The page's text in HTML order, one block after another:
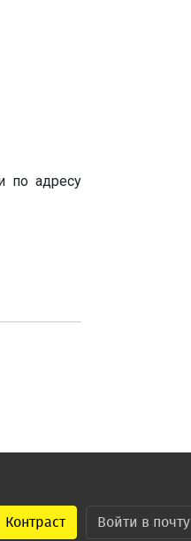
по адресу
Контраст Войти в почту